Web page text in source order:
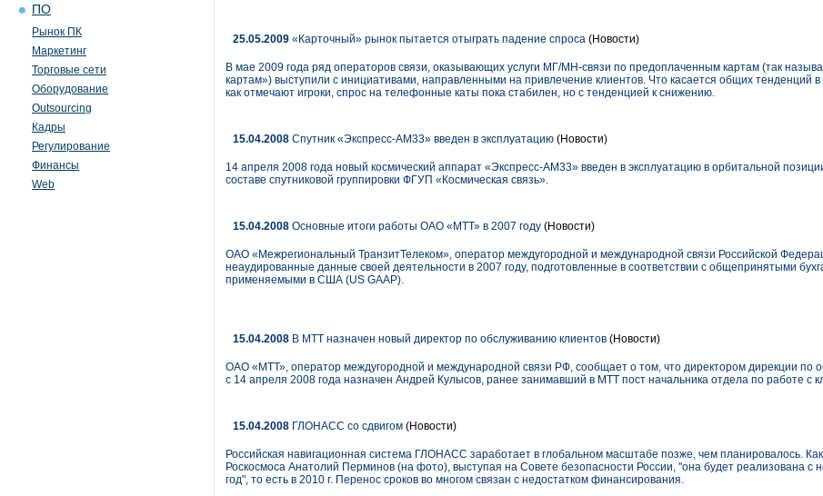
ПО
Рынок ПК
Маркетинг
Торговые сети
Оборудование
Outsourcing
Кадры
Регулирование
Финансы
Web
25.05.2009 «Карточный» рынок пытается отыграть падение спроса (Новости)
В мае 2009 года ряд операторов связи, оказывающих услуги МГ/МН-связи по предоплаченным картам (так
картам») выступили с инициативами, направленными на привлечение клиентов. Что касается общих тенденций в
как отмечают игроки, спрос на телефонные каты пока стабилен, но с тенденцией к снижению.
15.04.2008 Спутник «Экспресс-АМ33» введен в эксплуатацию (Новости)
14 апреля 2008 года новый космический аппарат «Экспресс-АМ33» введен в эксплуатацию в орбитальной
составе спутниковой группировки ФГУП «Космическая связь».
15.04.2008 Основные итоги работы ОАО «МТТ» в 2007 году (Новости)
ОАО «Межрегиональный ТранзитТелеком», оператор междугородной и международной связи Российской
неаудированные данные своей деятельности в 2007 году, подготовленные в соответствии с общепринятыми
применяемыми в США (US GAAP).
15.04.2008 В МТТ назначен новый директор по обслуживанию клиентов (Новости)
ОАО «МТТ», оператор междугородной и международной связи РФ, сообщает о том, что директором дирекции по
с 14 апреля 2008 года назначен Андрей Кулысов, ранее занимавший в МТТ пост начальника отдела по работе с
15.04.2008 ГЛОНАСС со сдвигом (Новости)
Российская навигационная система ГЛОНАСС заработает в глобальном масштабе позже, чем планировалось.
Роскосмоса Анатолий Перминов (на фото), выступая на Совете безопасности России, "она будет реализована с
год", то есть в 2010 г. Перенос сроков во многом связан с недостатком финансирования.